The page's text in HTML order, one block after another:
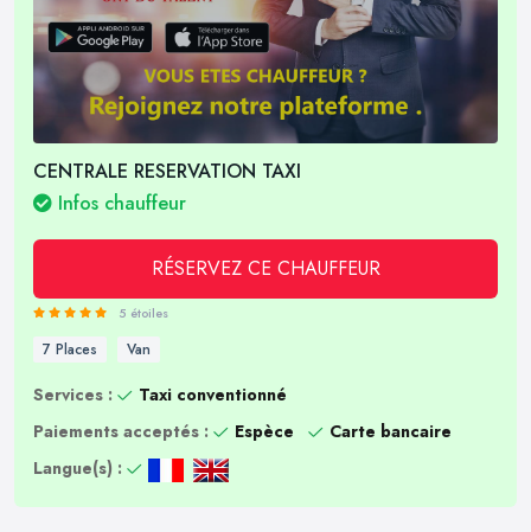
CENTRALE RESERVATION TAXI
Infos chauffeur
RÉSERVEZ CE CHAUFFEUR
5 étoiles
7 Places Van
Services :
Taxi conventionné
Paiements acceptés :
Espèce
Carte bancaire
Langue(s) :